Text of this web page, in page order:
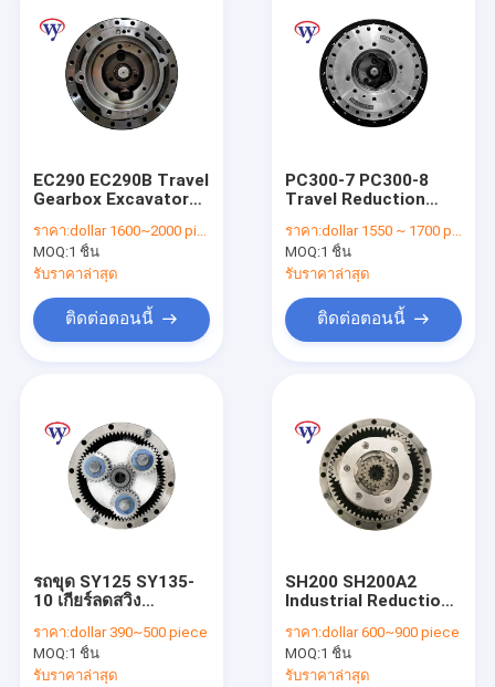
EC290 EC290B Travel
Gearbox Excavator
VOE14528258
VOE14592002
ราคา:dollar 1600~2000 piece
MOQ:1 ชิ้น
รับราคาล่าสุด
ติดต่อตอนนี้
PC300-7 PC300-8
Travel Reduction
PC350-7 PC350-8
207-27-00260 207-
27-00261
ราคา:dollar 1550 ~ 1700 piece
MOQ:1 ชิ้น
รับราคาล่าสุด
ติดต่อตอนนี้
รถขุด SY125 SY135-
10 เกียร์ลดสวิง
Rotary Reducer
ราคา:dollar 390~500 piece
MOQ:1 ชิ้น
รับราคาล่าสุด
SH200 SH200A2
Industrial Reduction
CX210 Hitachi
Excavator Parts
R450LC-7
ราคา:dollar 600~900 piece
MOQ:1 ชิ้น
รับราคาล่าสุด